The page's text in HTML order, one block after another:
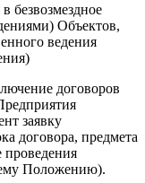
безвозмездное
Объектов,
ведения
договоров
заявку
договора, предмета
проведения
Положению).